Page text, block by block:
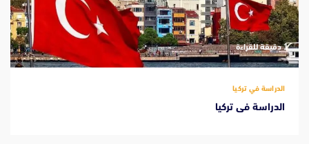
‫1 دقيقة للقراءة
الدراسة في تركيا
الدراسة فى تركيا